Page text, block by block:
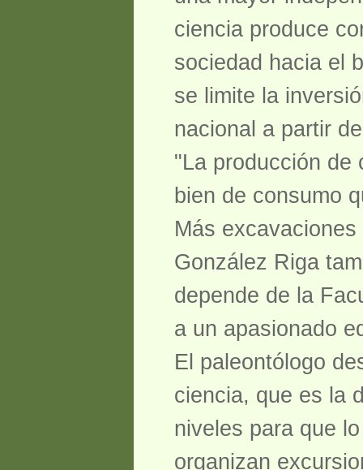
ciencia produce
sociedad hacia el
se limite la
nacional a partir
"La producción de
bien de consumo
Más excavaciones
González Riga
depende de la
a un apasionado
El paleontólogo
ciencia, que es la
niveles para que
organizan